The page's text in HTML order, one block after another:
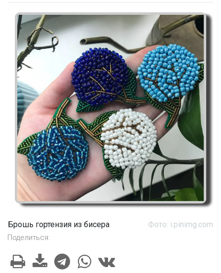
Брошь гортензия из бисера Фото: i.pinimg.com
Поделиться: